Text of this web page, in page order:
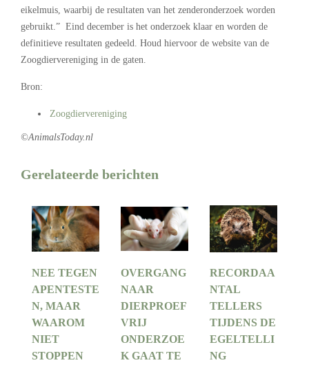
eikelmuis, waarbij de resultaten van het zenderonderzoek worden
gebruikt.” Eind december is het onderzoek klaar en worden de
definitieve resultaten gedeeld. Houd hiervoor de website van de
Zoogdiervereniging in de gaten.
Bron:
Zoogdiervereniging
©AnimalsToday.nl
Gerelateerde berichten
NEE TEGEN
APENTESTE
N, MAAR
WAAROM
NIET
STOPPEN
OVERGANG
NAAR
DIERPROEF
VRIJ
ONDERZOE
K GAAT TE
RECORDAA
NTAL
TELLERS
TIJDENS DE
EGELTELLI
NG